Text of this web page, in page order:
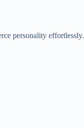
personality effortlessly.